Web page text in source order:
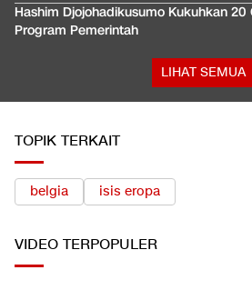
Hashim Djojohadikusumo Kukuhkan 20
Program Pemerintah
LIHAT SEMUA
TOPIK TERKAIT
belgia isis eropa
VIDEO TERPOPULER